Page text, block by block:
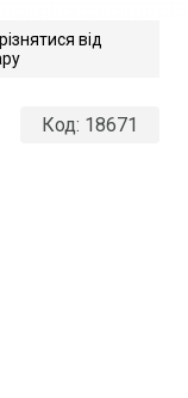
від
Код: 18671